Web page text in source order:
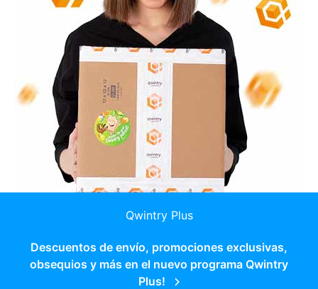
Qwintry Plus
Descuentos de envío, promociones exclusivas,
obsequios y más en el nuevo programa Qwintry
Plus!